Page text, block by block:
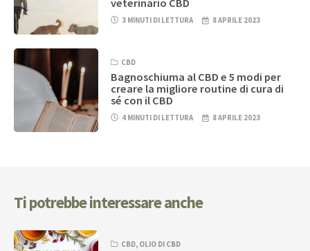
veterinario CBD
3 MINUTI DI LETTURA 8 APRILE 2023
CBD
Bagnoschiuma al CBD e 5 modi per
creare la migliore routine di cura di
sé con il CBD
4 MINUTI DI LETTURA 8 APRILE 2023
Ti potrebbe interessare anche
CBD, OLIO DI CBD